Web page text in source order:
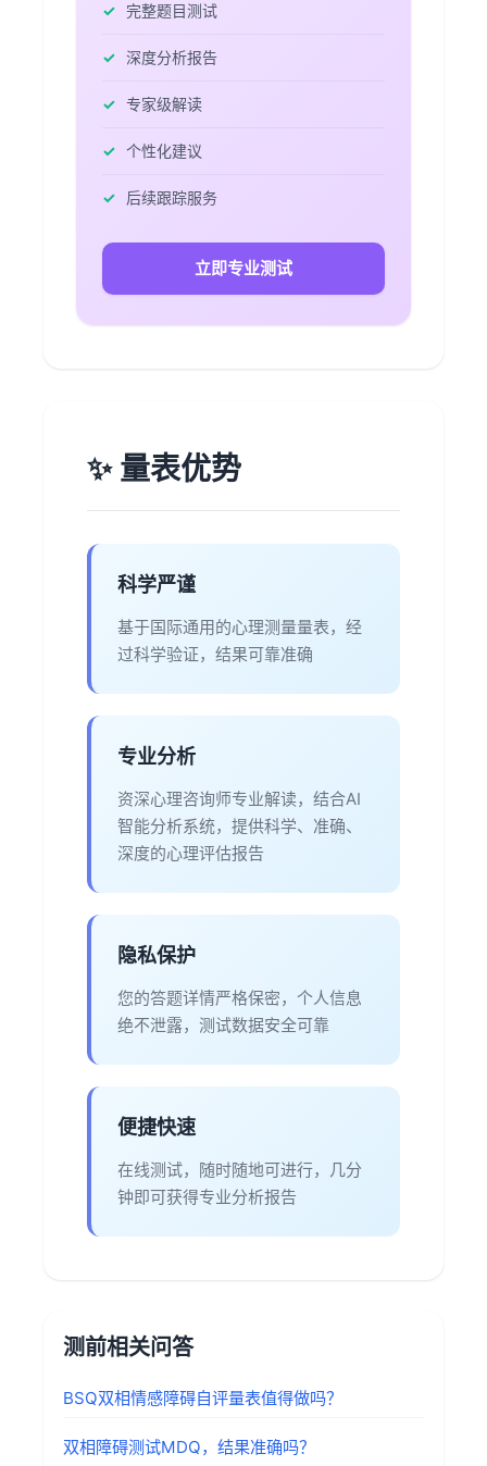
完整题目测试
深度分析报告
专家级解读
个性化建议
后续跟踪服务
立即专业测试
✨ 量表优势
科学严谨
基于国际通用的心理测量量表，经
过科学验证，结果可靠准确
专业分析
资深心理咨询师专业解读，结合AI
智能分析系统，提供科学、准确、
深度的心理评估报告
隐私保护
您的答题详情严格保密，个人信息
绝不泄露，测试数据安全可靠
便捷快速
在线测试，随时随地可进行，几分
钟即可获得专业分析报告
测前相关问答
BSQ双相情感障碍自评量表值得做吗？
双相障碍测试MDQ，结果准确吗？